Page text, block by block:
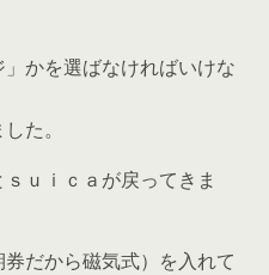
かを選ばなければいけな
た。
ｕｉｃａが戻ってきま
だから磁気式）を入れて